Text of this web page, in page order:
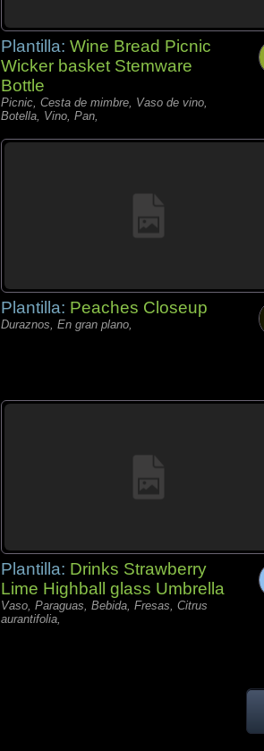
Plantilla: Wine Bread Picnic
Wicker basket Stemware
Bottle
Picnic, Cesta de mimbre, Vaso de vino,
Botella, Vino, Pan,
Plantilla: Peaches Closeup
Duraznos, En gran plano,
Plantilla: Drinks Strawberry
Lime Highball glass Umbrella
Vaso, Paraguas, Bebida, Fresas, Citrus
aurantifolia,